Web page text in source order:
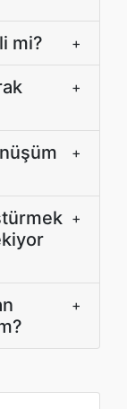
mi? +
+
+
+
+